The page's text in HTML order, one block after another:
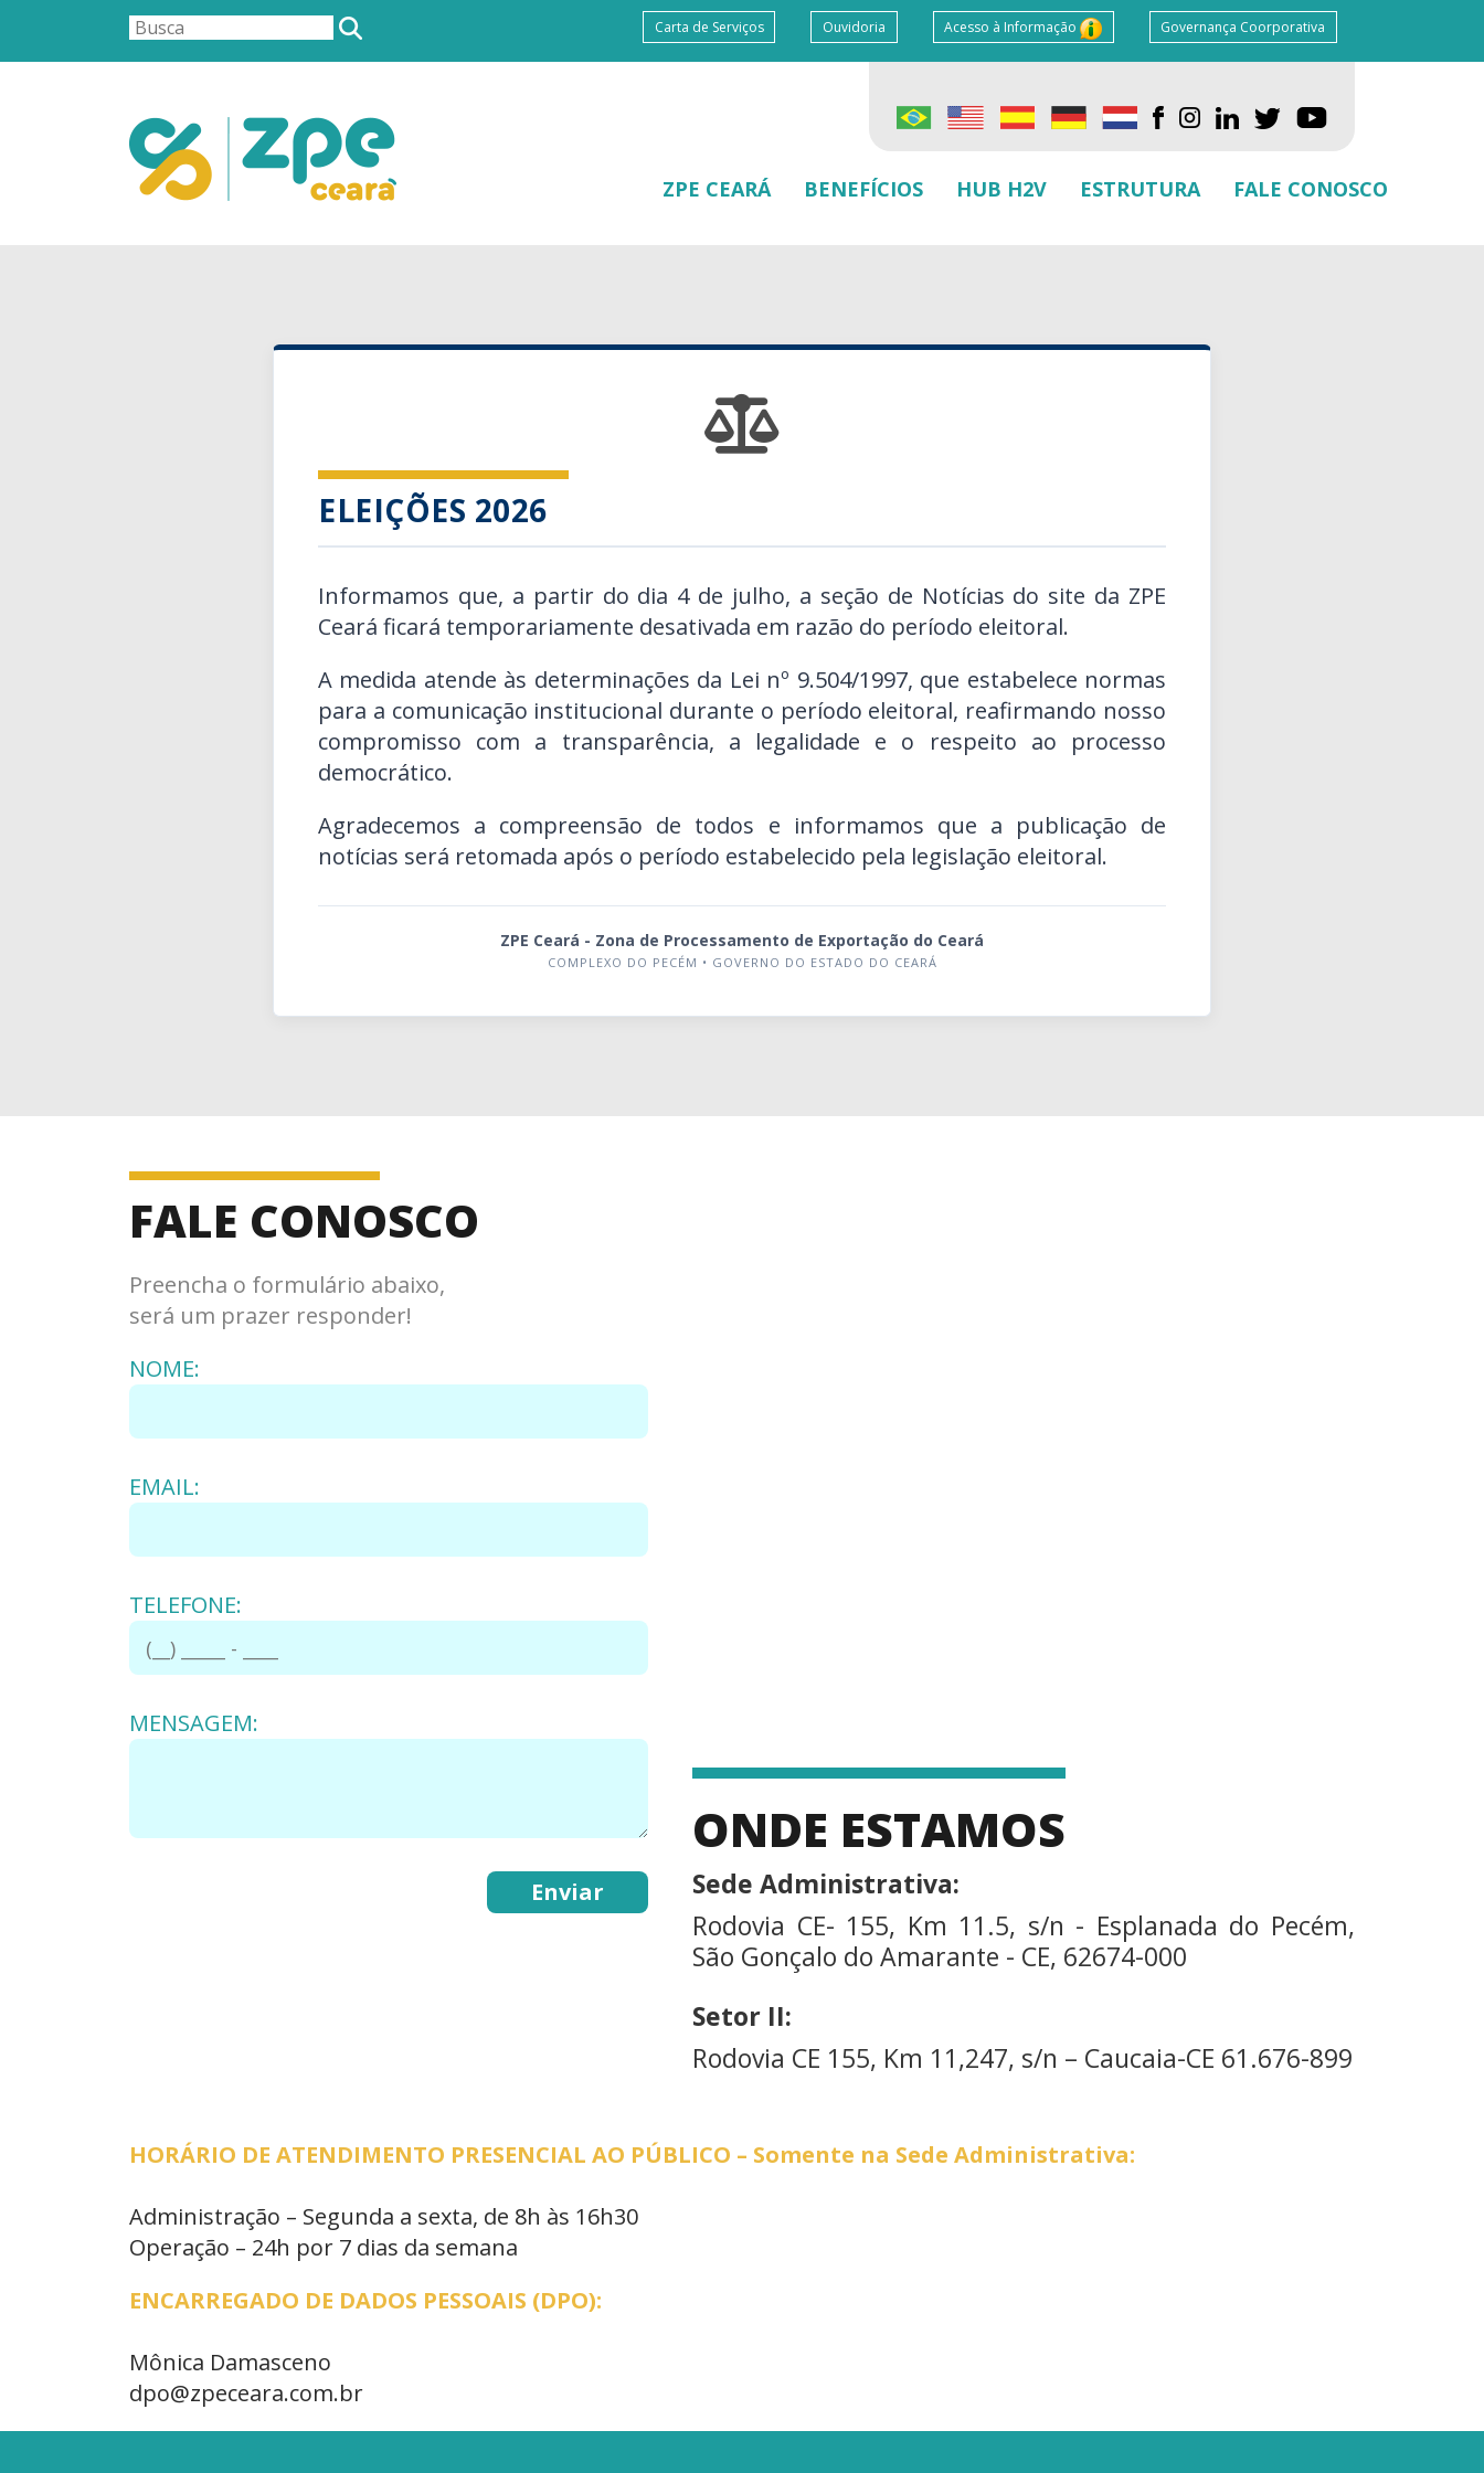
Carta de Serviços Ouvidoria Acesso à Informação Governança Coorporativa
ZPE CEARÁ BENEFÍCIOS HUB H2V ESTRUTURA FALE CONOSCO
ELEIÇÕES 2026
Informamos que, a partir do dia 4 de julho, a seção de Notícias do site da ZPE
Ceará ficará temporariamente desativada em razão do período eleitoral.
A medida atende às determinações da Lei nº 9.504/1997, que estabelece normas
para a comunicação institucional durante o período eleitoral, reafirmando nosso
compromisso com a transparência, a legalidade e o respeito ao processo
democrático.
Agradecemos a compreensão de todos e informamos que a publicação de
notícias será retomada após o período estabelecido pela legislação eleitoral.
ZPE Ceará - Zona de Processamento de Exportação do Ceará
COMPLEXO DO PECÉM • GOVERNO DO ESTADO DO CEARÁ
FALE CONOSCO
Preencha o formulário abaixo,
será um prazer responder!
NOME:
EMAIL:
TELEFONE:
MENSAGEM:
ONDE ESTAMOS
Sede Administrativa:
Rodovia CE- 155, Km 11.5, s/n - Esplanada do Pecém,
São Gonçalo do Amarante - CE, 62674-000
Setor II:
Rodovia CE 155, Km 11,247, s/n – Caucaia-CE 61.676-899
HORÁRIO DE ATENDIMENTO PRESENCIAL AO PÚBLICO – Somente na Sede Administrativa:
Administração – Segunda a sexta, de 8h às 16h30
Operação – 24h por 7 dias da semana
ENCARREGADO DE DADOS PESSOAIS (DPO):
Mônica Damasceno
dpo@zpeceara.com.br